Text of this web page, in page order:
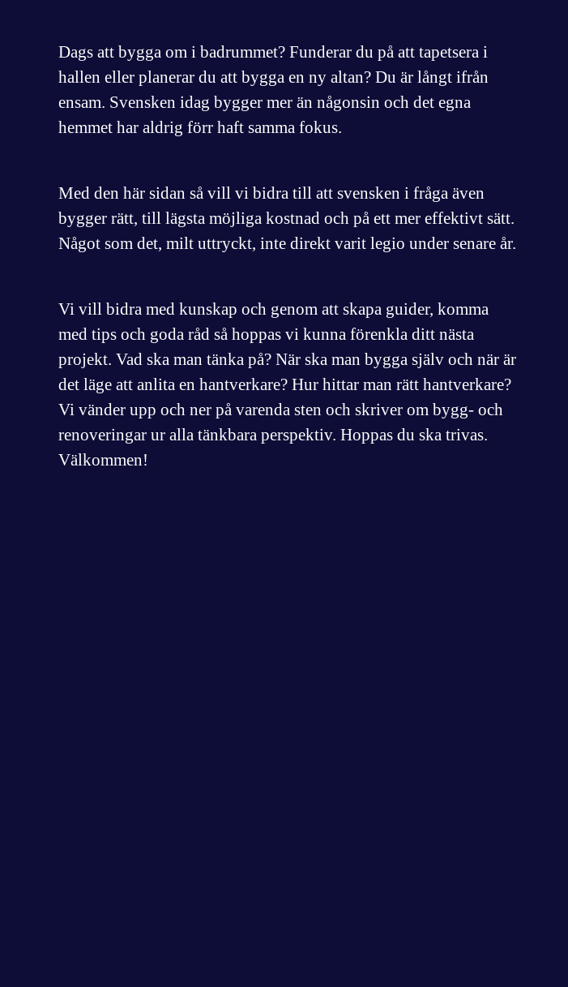
Dags att bygga om i badrummet? Funderar du på att tapetsera i
hallen eller planerar du att bygga en ny altan? Du är långt ifrån
ensam. Svensken idag bygger mer än någonsin och det egna
hemmet har aldrig förr haft samma fokus.
Med den här sidan så vill vi bidra till att svensken i fråga även
bygger rätt, till lägsta möjliga kostnad och på ett mer effektivt sätt.
Något som det, milt uttryckt, inte direkt varit legio under senare år.
Vi vill bidra med kunskap och genom att skapa guider, komma
med tips och goda råd så hoppas vi kunna förenkla ditt nästa
projekt. Vad ska man tänka på? När ska man bygga själv och när är
det läge att anlita en hantverkare? Hur hittar man rätt hantverkare?
Vi vänder upp och ner på varenda sten och skriver om bygg- och
renoveringar ur alla tänkbara perspektiv. Hoppas du ska trivas.
Välkommen!